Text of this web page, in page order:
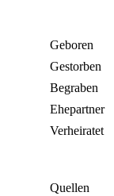
Geboren
Gestorben
Begraben
Ehepartner
Verheiratet
Quellen